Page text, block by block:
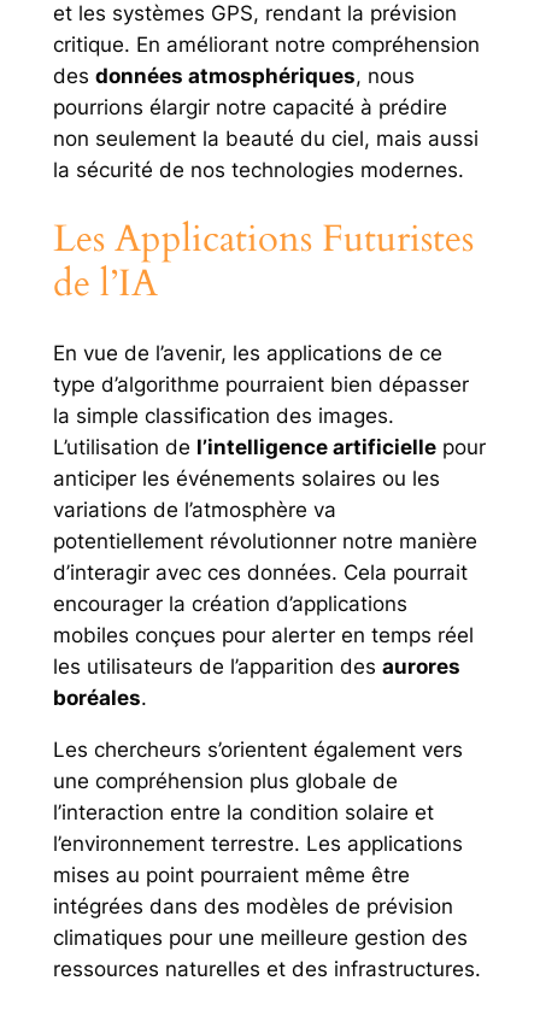
et les systèmes GPS, rendant la prévision
critique. En améliorant notre compréhension
des données atmosphériques, nous
pourrions élargir notre capacité à prédire
non seulement la beauté du ciel, mais aussi
la sécurité de nos technologies modernes.
Les Applications Futuristes
de l’IA
En vue de l’avenir, les applications de ce
type d’algorithme pourraient bien dépasser
la simple classification des images.
L’utilisation de l’intelligence artificiellepour
anticiper les événements solaires ou les
variations de l’atmosphère va
potentiellement révolutionner notre manière
d’interagir avec ces données. Cela pourrait
encourager la création d’applications
mobiles conçues pour alerter en temps réel
les utilisateurs de l’apparition des aurores
boréales.
Les chercheurs s’orientent également vers
une compréhension plus globale de
l’interaction entre la condition solaire et
l’environnement terrestre. Les applications
mises au point pourraient même être
intégrées dans des modèles de prévision
climatiques pour une meilleure gestion des
ressources naturelles et des infrastructures.